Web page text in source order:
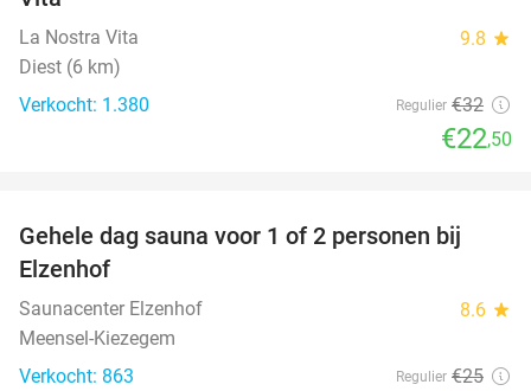
La Nostra Vita 9.8 star
Diest (6 km)
Verkocht: 1.380
Regulier €32
€22,50
36%
Gehele dag sauna voor 1 of 2 personen bij
Elzenhof
Saunacenter Elzenhof 8.6 star
Meensel-Kiezegem
Verkocht: 863
Regulier €25